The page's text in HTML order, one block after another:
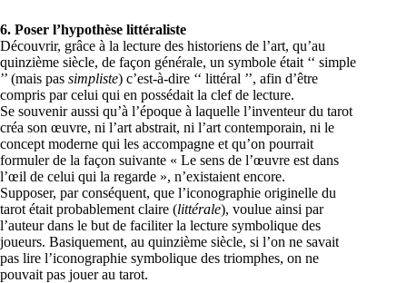
6. Poser l’hypothèse littéraliste
Découvrir, grâce à la lecture des historiens de l’art, qu’au
quinzième siècle, de façon générale, un symbole était ‘‘ simple
’’ (mais pas simpliste) c’est-à-dire ‘‘ littéral ’’, afin d’être
compris par celui qui en possédait la clef de lecture.
Se souvenir aussi qu’à l’époque à laquelle l’inventeur du tarot
créa son œuvre, ni l’art abstrait, ni l’art contemporain, ni le
concept moderne qui les accompagne et qu’on pourrait
formuler de la façon suivante « Le sens de l’œuvre est dans
l’œil de celui qui la regarde », n’existaient encore.
Supposer, par conséquent, que l’iconographie originelle du
tarot était probablement claire (littérale), voulue ainsi par
l’auteur dans le but de faciliter la lecture symbolique des
joueurs. Basiquement, au quinzième siècle, si l’on ne savait
pas lire l’iconographie symbolique des triomphes, on ne
pouvait pas jouer au tarot.